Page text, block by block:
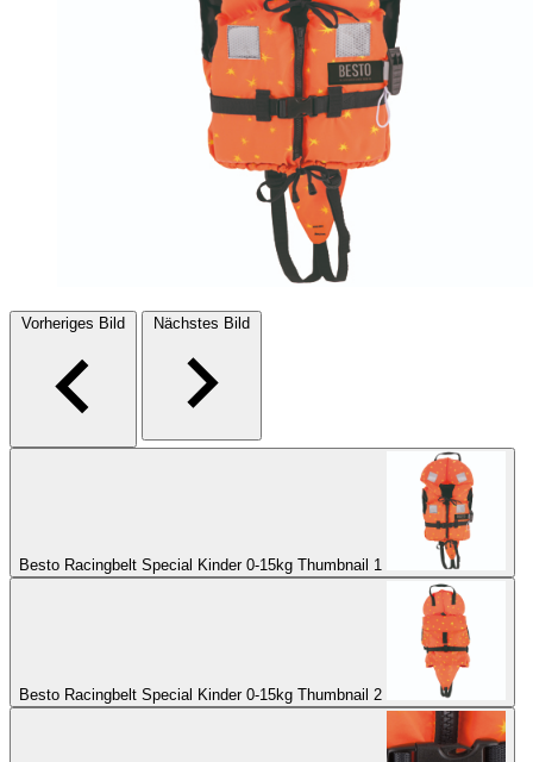
Vorheriges Bild Nächstes Bild
Besto Racingbelt Special Kinder 0-15kg Thumbnail 1
Besto Racingbelt Special Kinder 0-15kg Thumbnail 2